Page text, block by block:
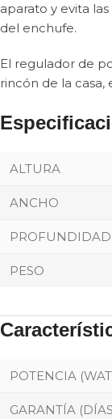
aparato y evita
del enchufe.
El regulador de
rincón de la casa,
ALTURA
ANCHO
PROFUNDIDAD
PESO
POTENCIA
GARANTÍA